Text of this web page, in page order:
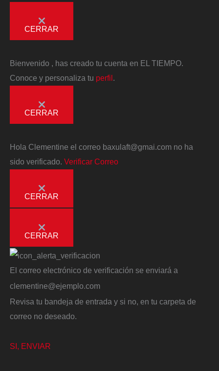
CERRAR
Bienvenido
, has creado tu cuenta en EL TIEMPO.
Conoce y personaliza tu perfil
CERRAR
Hola Clementine el correo baxulaft@gmai.com no ha
sido verificado. Verificar Correo
CERRAR
CERRAR
El correo electrónico de verificación se enviará a
clementine@ejemplo.com
Revisa tu bandeja de entrada y si no, en tu carpeta de
correo no deseado.
SI, ENVIAR